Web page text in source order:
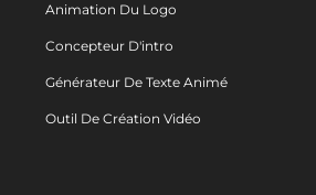
Animation Du Logo
Concepteur D'intro
Générateur De Texte Animé
Outil De Création Vidéo